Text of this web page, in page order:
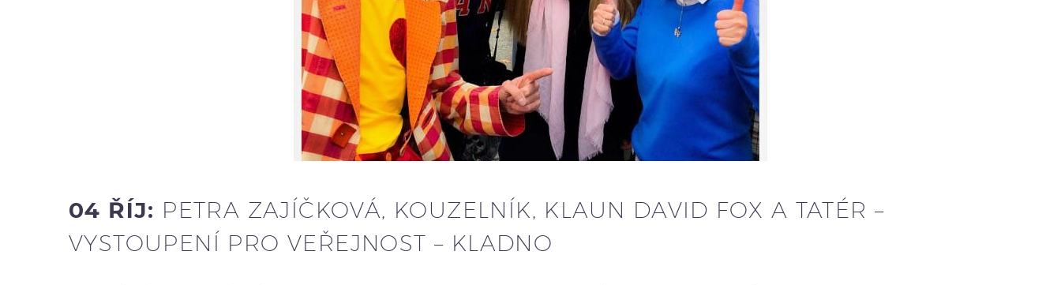
04 ŘÍJ: PETRA ZAJÍČKOVÁ, KOUZELNÍK, KLAUN DAVID FOX A TATÉR –
VYSTOUPENÍ PRO VEŘEJNOST – KLADNO